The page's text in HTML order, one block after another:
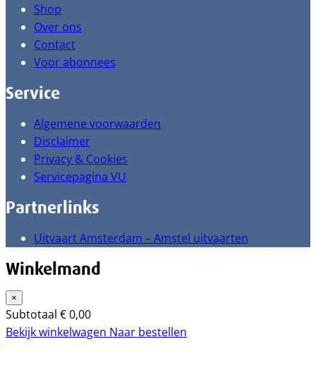
Shop
Over ons
Contact
Voor abonnees
Service
Algemene voorwaarden
Disclaimer
Privacy & Cookies
Servicepagina VU
Partnerlinks
Uitvaart Amsterdam – Amstel uitvaarten
Winkelmand
×
Subtotaal €0,00
Bekijk winkelwagen Naar bestellen